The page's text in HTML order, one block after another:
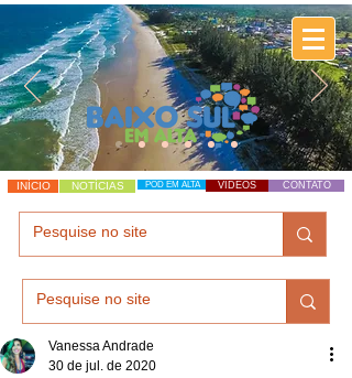
INÍCIO NOTÍCIAS POD EM ALTA VÍDEOS CONTATO
Vanessa Andrade
30 de jul. de 2020